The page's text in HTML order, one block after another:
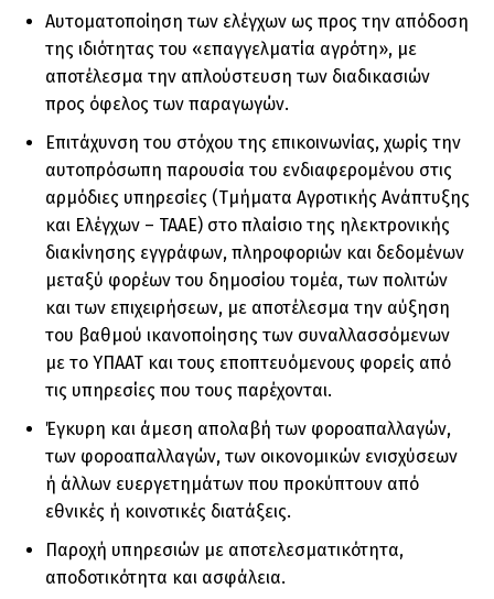
Αυτοματοποίηση των ελέγχων ως προς την απόδοση
της ιδιότητας του «επαγγελματία αγρότη», με
αποτέλεσμα την απλούστευση των διαδικασιών
προς όφελος των παραγωγών.
Επιτάχυνση του στόχου της επικοινωνίας, χωρίς την
αυτοπρόσωπη παρουσία του ενδιαφερομένου στις
αρμόδιες υπηρεσίες (Τμήματα Αγροτικής Ανάπτυξης
και Ελέγχων – ΤΑΑΕ) στο πλαίσιο της ηλεκτρονικής
διακίνησης εγγράφων, πληροφοριών και δεδομένων
μεταξύ φορέων του δημοσίου τομέα, των πολιτών
και των επιχειρήσεων, με αποτέλεσμα την αύξηση
του βαθμού ικανοποίησης των συναλλασσόμενων
με το ΥΠΑΑΤ και τους εποπτευόμενους φορείς από
τις υπηρεσίες που τους παρέχονται.
Έγκυρη και άμεση απολαβή των φοροαπαλλαγών,
των φοροαπαλλαγών, των οικονομικών ενισχύσεων
ή άλλων ευεργετημάτων που προκύπτουν από
εθνικές ή κοινοτικές διατάξεις.
Παροχή υπηρεσιών με αποτελεσματικότητα,
αποδοτικότητα και ασφάλεια.